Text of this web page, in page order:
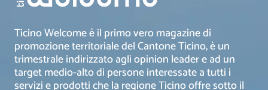
Ticino Welcome è il primo vero magazine di
promozione territoriale del Cantone Ticino, è un
trimestrale indirizzato agli opinion leader e ad un
target medio-alto di persone interessate a tutti i
servizi e prodotti che la regione Ticino offre sotto il